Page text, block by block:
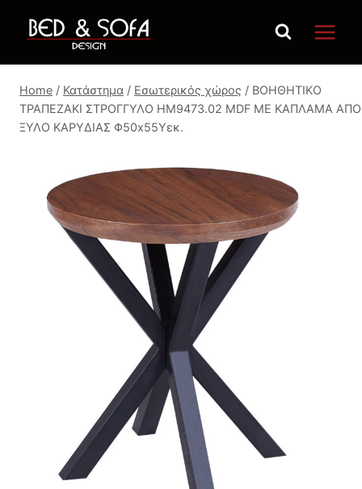
Home / Κατάστημα / Εσωτερικός χώρος / ΒΟΗΘΗΤΙΚΟ
ΤΡΑΠΕΖΑΚΙ ΣΤΡΟΓΓΥΛΟ HM9473.02 MDF ΜΕ ΚΑΠΛΑΜΑ ΑΠΟ
ΞΥΛΟ ΚΑΡΥΔΙΑΣ Φ50x55Yεκ.